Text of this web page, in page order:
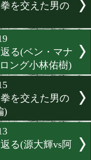
の意義を考察す
プと拳を交えた
晋編)
り返る(岡崎
)